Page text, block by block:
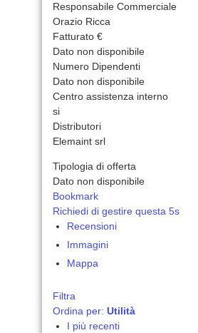
Responsabile Commerciale
Orazio Ricca
Fatturato €
Dato non disponibile
Numero Dipendenti
Dato non disponibile
Centro assistenza interno
si
Distributori
Elemaint srl
Tipologia di offerta
Dato non disponibile
Bookmark
Richiedi di gestire questa 5s
Recensioni
Immagini
Mappa
Filtra
Ordina per: Utilità
I più recenti